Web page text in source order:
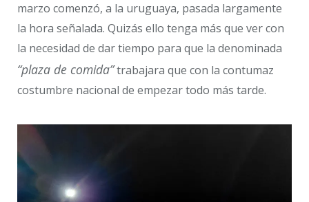
marzo comenzó, a la uruguaya, pasada largamente
la hora señalada. Quizás ello tenga más que ver con
la necesidad de dar tiempo para que la denominada
“plaza de comida”trabajara que con la contumaz
costumbre nacional de empezar todo más tarde.